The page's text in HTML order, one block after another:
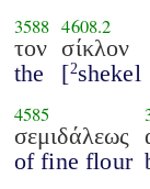
3588
τον
the
4608.2
σίκλον
[2shekel
4585
σεμιδάλεως
of fine flour